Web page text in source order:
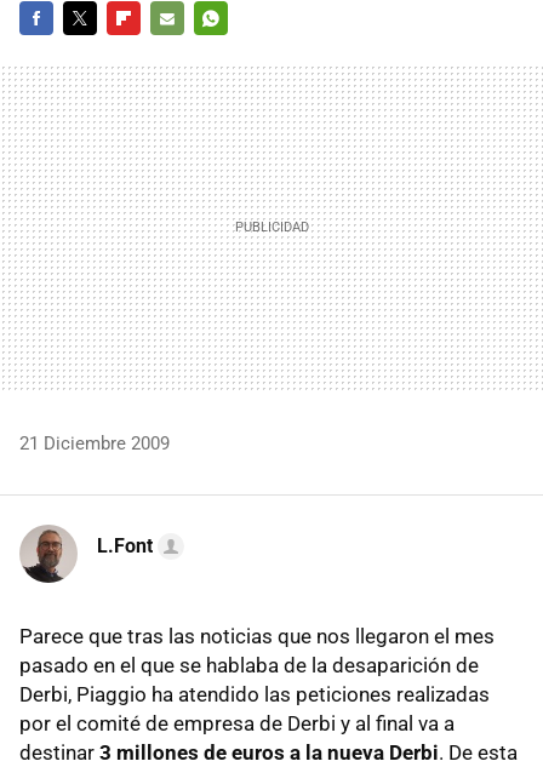
MAIL
21 Diciembre 2009
L.Font
Parece que tras las noticias que nos llegaron el mes
pasado en el que se hablaba de la desaparición de
Derbi, Piaggio ha atendido las peticiones realizadas
por el comité de empresa de Derbi y al final va a
destinar 3 millones de euros a la nueva Derbi. De esta